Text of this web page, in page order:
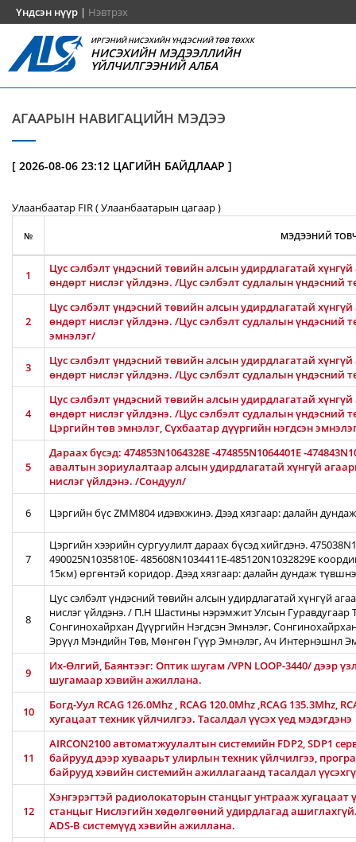
Үндсэн нүүр | Нэвтрэх
ИРГЭНИЙ НИСЭХИЙН ҮНДЭСНИЙ ТӨВ ТӨХХК
НИСЭХИЙН МЭДЭЭЛЛИЙН
ҮЙЛЧИЛГЭЭНИЙ АЛБА
АГААРЫН НАВИГАЦИЙН МЭДЭЭ
[ 2026-08-06 23:12 ЦАГИЙН БАЙДЛААР ]
Улаанбаатар FIR ( Улаанбаатарын цагаар )
№ МЭДЭЭНИЙ
1
Цус сэлбэлт үндэсний төвийн алсын удирдлагатай
өндөрт нислэг үйлдэнэ. /Цус сэлбэлт судлалын үндэсний
2
Цус сэлбэлт үндэсний төвийн алсын удирдлагатай
өндөрт нислэг үйлдэнэ. /Цус сэлбэлт судлалын
эмнэлэг/
3
Цус сэлбэлт үндэсний төвийн алсын удирдлагатай
өндөрт нислэг үйлдэнэ. /Цус сэлбэлт судлалын
4
Цус сэлбэлт үндэсний төвийн алсын удирдлагатай
өндөрт нислэг үйлдэнэ. /Цус сэлбэлт судлалын үндэсний
Цэргийн төв эмнэлэг, Сүхбаатар дүүргийн нэгдсэн
5
Дараах бүсэд: 474853N1064328E -474855N1064401E -
авалтын зориулалтаар алсын удирдлагатай хүнгүй
нислэг үйлдэнэ. /Сондуул/
6 Цэргийн бүс ZMM804 идэвхжинэ. Дээд хязгаар: далайн
7
Цэргийн хээрийн сургуулилт дараах бүсэд хийгдэнэ.
490025N1035810E- 485608N1034411E-485120N1032829E
15км) өргөнтэй коридор. Дээд хязгаар: далайн дундаж
8
Цус сэлбэлт үндэсний төвийн алсын удирдлагатай хүнгүй
нислэг үйлдэнэ. / П.Н Шастины нэрэмжит Улсын Гуравдугаар
Сонгинохайрхан Дүүргийн Нэгдсэн Эмнэлэг,
Эрүүл Мэндийн Төв, Мөнгөн Гүүр Эмнэлэг, Ач Интернэшнл
9
Их-Өлгий, Баянтээг: Оптик шугам /VPN LOOP-3440/ дээр
шугамаар хэвийн ажиллана.
10
Богд-Уул RCAG 126.0Mhz , RCAG 120.0Mhz ,RCAG 135.3Mhz,
хугацаат техник үйлчилгээ. Тасалдал үүсэх үед мэдэгдэнэ
11
AIRCON2100 автоматжуулалтын системийн FDP2, SDP1
байрууд дээр хуваарьт улирлын техник үйлчилгээ,
байрууд хэвийн системийн ажиллагаанд тасалдал
12
Хэнгэрэгтэй радиолокаторын станцыг унтрааж
станцыг Нислэгийн хөдөлгөөний удирдлагад
ADS-B системүүд хэвийн ажиллана.